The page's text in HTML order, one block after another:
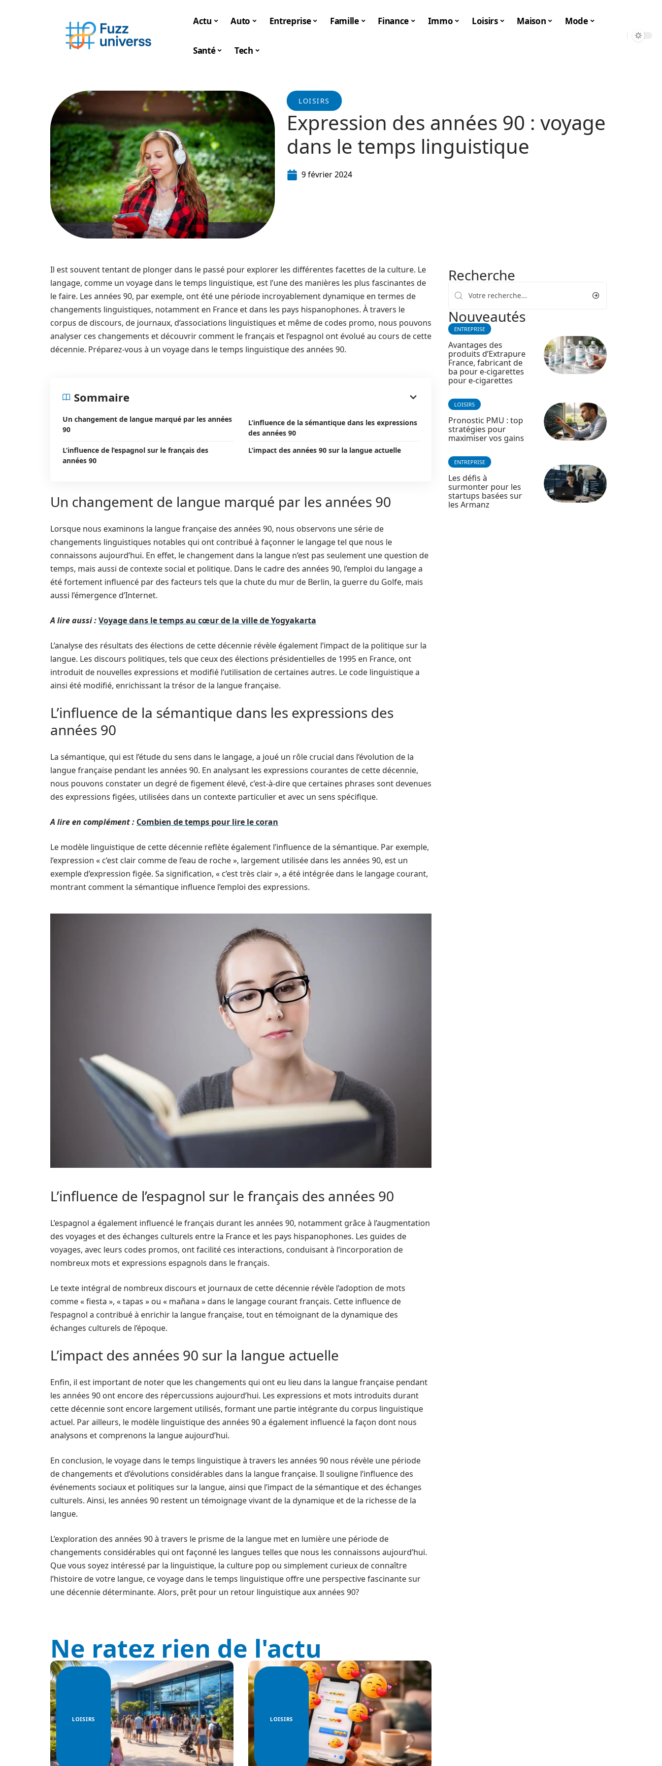
Actu Auto Entreprise Famille Finance Immo Loisirs Maison Mode
Santé Tech
LOISIRS
Expression des années 90 : voyage
dans le temps linguistique
9 février 2024
Il est souvent tentant de plonger dans le passé pour explorer les différentes facettes de la culture. Le
langage, comme un voyage dans le temps linguistique, est l’une des manières les plus fascinantes de
le faire. Les années 90, par exemple, ont été une période incroyablement dynamique en termes de
changements linguistiques, notamment en France et dans les pays hispanophones. À travers le
corpus de discours, de journaux, d’associations linguistiques et même de codes promo, nous pouvons
analyser ces changements et découvrir comment le français et l’espagnol ont évolué au cours de cette
décennie. Préparez-vous à un voyage dans le temps linguistique des années 90.
Sommaire
Un changement de langue marqué par les années
90
L’influence de la sémantique dans les expressions
des années 90
L’influence de l’espagnol sur le français des
années 90
L’impact des années 90 sur la langue actuelle
Un changement de langue marqué par les années 90
Lorsque nous examinons la langue française des années 90, nous observons une série de
changements linguistiques notables qui ont contribué à façonner le langage tel que nous le
connaissons aujourd’hui. En effet, le changement dans la langue n’est pas seulement une question de
temps, mais aussi de contexte social et politique. Dans le cadre des années 90, l’emploi du langage a
été fortement influencé par des facteurs tels que la chute du mur de Berlin, la guerre du Golfe, mais
aussi l’émergence d’Internet.
A lire aussi :Voyage dans le temps au cœur de la ville de Yogyakarta
L’analyse des résultats des élections de cette décennie révèle également l’impact de la politique sur la
langue. Les discours politiques, tels que ceux des élections présidentielles de 1995 en France, ont
introduit de nouvelles expressions et modifié l’utilisation de certaines autres. Le code linguistique a
ainsi été modifié, enrichissant la trésor de la langue française.
L’influence de la sémantique dans les expressions des
années 90
La sémantique, qui est l’étude du sens dans le langage, a joué un rôle crucial dans l’évolution de la
langue française pendant les années 90. En analysant les expressions courantes de cette décennie,
nous pouvons constater un degré de figement élevé, c’est-à-dire que certaines phrases sont devenues
des expressions figées, utilisées dans un contexte particulier et avec un sens spécifique.
A lire en complément : Combien de temps pour lire le coran
Le modèle linguistique de cette décennie reflète également l’influence de la sémantique. Par exemple,
l’expression « c’est clair comme de l’eau de roche », largement utilisée dans les années 90, est un
exemple d’expression figée. Sa signification, « c’est très clair », a été intégrée dans le langage courant,
montrant comment la sémantique influence l’emploi des expressions.
L’influence de l’espagnol sur le français des années 90
L’espagnol a également influencé le français durant les années 90, notamment grâce à l’augmentation
des voyages et des échanges culturels entre la France et les pays hispanophones. Les guides de
voyages, avec leurs codes promos, ont facilité ces interactions, conduisant à l’incorporation de
nombreux mots et expressions espagnols dans le français.
Le texte intégral de nombreux discours et journaux de cette décennie révèle l’adoption de mots
comme « fiesta », « tapas » ou « mañana » dans le langage courant français. Cette influence de
l’espagnol a contribué à enrichir la langue française, tout en témoignant de la dynamique des
échanges culturels de l’époque.
L’impact des années 90 sur la langue actuelle
Enfin, il est important de noter que les changements qui ont eu lieu dans la langue française pendant
les années 90 ont encore des répercussions aujourd’hui. Les expressions et mots introduits durant
cette décennie sont encore largement utilisés, formant une partie intégrante du corpus linguistique
actuel. Par ailleurs, le modèle linguistique des années 90 a également influencé la façon dont nous
analysons et comprenons la langue aujourd’hui.
En conclusion, le voyage dans le temps linguistique à travers les années 90 nous révèle une période
de changements et d’évolutions considérables dans la langue française. Il souligne l’influence des
événements sociaux et politiques sur la langue, ainsi que l’impact de la sémantique et des échanges
culturels. Ainsi, les années 90 restent un témoignage vivant de la dynamique et de la richesse de la
langue.
L’exploration des années 90 à travers le prisme de la langue met en lumière une période de
changements considérables qui ont façonné les langues telles que nous les connaissons aujourd’hui.
Que vous soyez intéressé par la linguistique, la culture pop ou simplement curieux de connaître
l’histoire de votre langue, ce voyage dans le temps linguistique offre une perspective fascinante sur
une décennie déterminante. Alors, prêt pour un retour linguistique aux années 90?
Ne ratez rien de l'actu
LOISIRS LOISIRS
Recherche
Nouveautés
ENTREPRISE
Avantages des
produits d’Extrapure
France, fabricant de
ba pour e-cigarettes
pour e-cigarettes
LOISIRS
Pronostic PMU : top
stratégies pour
maximiser vos gains
ENTREPRISE
Les défis à
surmonter pour les
startups basées sur
les Armanz